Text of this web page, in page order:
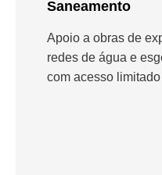
Saneamento
Apoio a obras de
redes de água e
com acesso